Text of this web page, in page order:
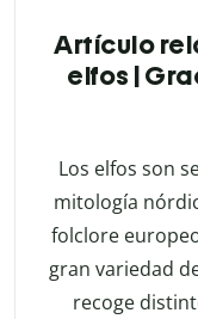
Artículo
elfos |
Los elfos son
mitología
folclore
gran variedad
recoge